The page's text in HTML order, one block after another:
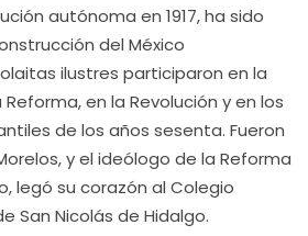
autónoma en 1917, ha sido
del México
ilustres participaron en la
en la Revolución y en los
de los años sesenta. Fueron
y el ideólogo de la Reforma
legó su corazón al Colegio
San Nicolás de Hidalgo.